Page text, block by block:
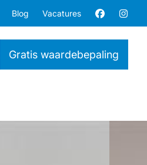
Blog Vacatures
Gratis waardebepaling